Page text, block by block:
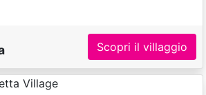
Scopri il villaggio